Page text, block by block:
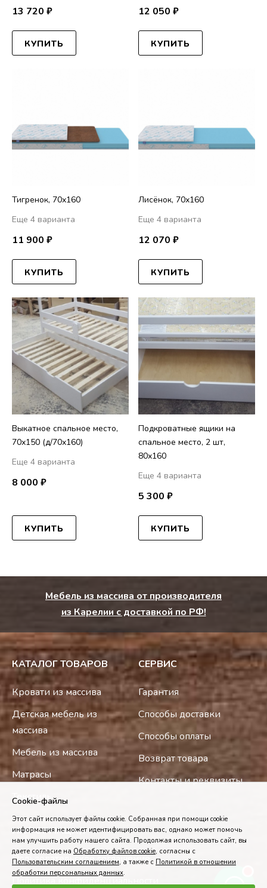
13 720 ₽
КУПИТЬ
12 050 ₽
КУПИТЬ
Тигренок, 70х160
Еще 4 варианта
11 900 ₽
КУПИТЬ
Лисёнок, 70х160
Еще 4 варианта
12 070 ₽
КУПИТЬ
Выкатное спальное место,
70х150 (д/70х160)
Еще 4 варианта
8 000 ₽
КУПИТЬ
Подкроватные ящики на
спальное место, 2 шт,
80х160
Еще 4 варианта
5 300 ₽
КУПИТЬ
Мебель из массива от производителя
из Карелии с доставкой по РФ!
СЕРВИС
Гарантия
Способы доставки
Способы оплаты
Возврат товара
Контакты и реквизиты
КАТАЛОГ ТОВАРОВ
Кровати из массива
Детская мебель из
массива
Мебель из массива
Матрасы
Текстиль
ИНФОРМАЦИЯ
Пользовательское соглашение
Cookie-файлы
Этот сайт использует файлы cookie. Собранная при помощи cookie
информация не может идентифицировать вас, однако может помочь
нам улучшить работу нашего сайта. Продолжая использовать сайт, вы
даете согласие на Обработку файлов cookie, согласны с
Пользовательским соглашением, а также с Политикой в отношении
обработки персональных данных.